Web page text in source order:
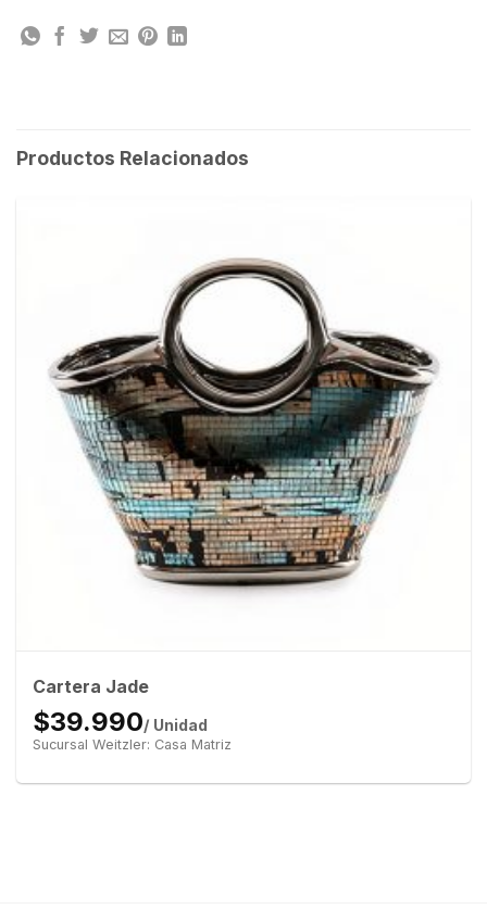
Productos Relacionados
Cartera Jade
$39.990/ Unidad
Sucursal Weitzler: Casa Matriz